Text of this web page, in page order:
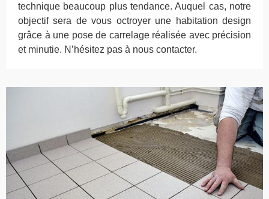
technique beaucoup plus tendance. Auquel cas, notre
objectif sera de vous octroyer une habitation design
grâce à une pose de carrelage réalisée avec précision
et minutie. N’hésitez pas à nous contacter.